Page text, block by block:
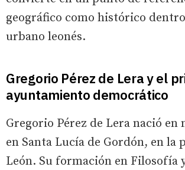
geográfico como histórico
urbano leonés.
Gregorio Pérez de Lera y el
ayuntamiento democrático
Gregorio Pérez de Lera nació en
en Santa Lucía de Gordón, en la
León. Su formación en Filosofía